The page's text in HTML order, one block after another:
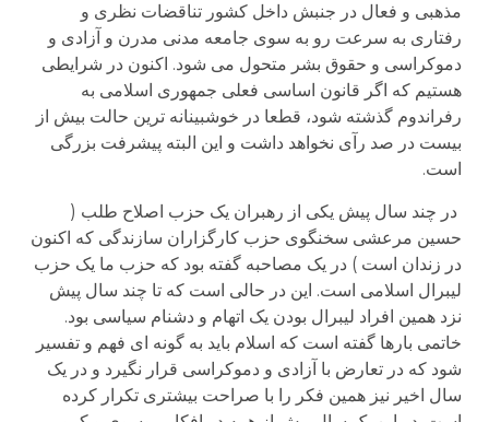
مذهبی و فعال در جنبش داخل کشور تناقضات نظری و
رفتاری به سرعت رو به سوی جامعه مدنی مدرن و آزادی و
دموکراسی و حقوق بشر متحول می شود. اکنون در شرایطی
هستیم که اگر قانون اساسی فعلی جمهوری اسلامی به
رفراندوم گذشته شود، قطعا در خوشبینانه ترین حالت بیش از
بیست در صد رآی نخواهد داشت و این البته پیشرفت بزرگی
است.
در چند سال پیش یکی از رهبران یک حزب اصلاح طلب (
حسین مرعشی سخنگوی حزب کارگزاران سازندگی که اکنون
در زندان است ) در یک مصاحبه گفته بود که حزب ما یک حزب
لیبرال اسلامی است. این در حالی است که تا چند سال پیش
نزد همین افراد لیبرال بودن یک اتهام و دشنام سیاسی بود.
خاتمی بارها گفته است که اسلام باید به گونه ای فهم و تفسیر
شود که در تعارض با آزادی و دموکراسی قرار نگیرد و در یک
سال اخیر نیز همین فکر را با صراحت بیشتری تکرار کرده